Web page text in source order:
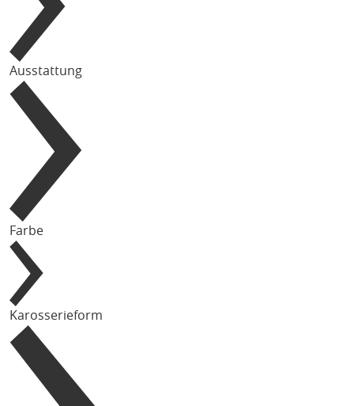
Ausstattung
Farbe
Karosserieform